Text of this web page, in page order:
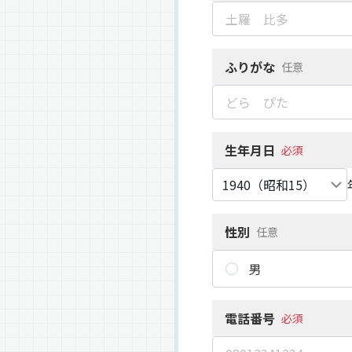
ふりがな 任意
生年月日 必須
性別 任意
男
電話番号 必須